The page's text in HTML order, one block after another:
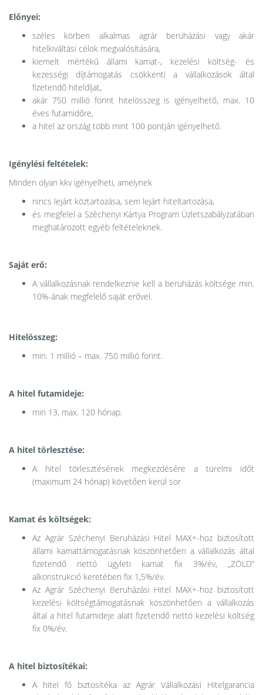
Előnyei:
széles körben alkalmas agrár beruházási vagy akár
hitelkiváltási célok megvalósítására,
kiemelt mértékű állami kamat-, kezelési költség- és
kezességi díjtámogatás csökkenti a vállalkozások által
fizetendő hiteldíjat,
akár 750 millió forint hitelösszeg is igényelhető, max. 10
éves futamidőre,
a hitel az ország több mint 100 pontján igényelhető.
Igénylési feltételek:
Minden olyan kkv igényelheti, amelynek
nincs lejárt köztartozása, sem lejárt hiteltartozása,
és megfelel a Széchenyi Kártya Program Üzletszabályzatában
meghatározott egyéb feltételeknek.
Saját erő:
A vállalkozásnak rendelkeznie kell a beruházás költsége min.
10%-ának megfelelő saját erővel.
Hitelösszeg:
min. 1 millió – max. 750 millió forint.
A hitel futamideje:
min 13, max. 120 hónap.
A hitel törlesztése:
A hitel törlesztésének megkezdésére a türelmi időt
(maximum 24 hónap) követően kerül sor
Kamat és költségek:
Az Agrár Széchenyi Beruházási Hitel MAX+-hoz biztosított
állami kamattámogatásnak köszönhetően a vállalkozás által
fizetendő nettó ügyleti kamat fix 3%/év, „ZÖLD”
alkonstrukció keretében fix 1,5%/év.
Az Agrár Széchenyi Beruházási Hitel MAX+-hoz biztosított
kezelési költségtámogatásnak köszönhetően a vállalkozás
által a hitel futamideje alatt fizetendő nettó kezelési költség
fix 0%/év.
A hitel biztosítékai:
A hitel fő biztosítéka az Agrár Vállalkozási Hitelgarancia